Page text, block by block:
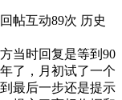
回帖互动89次 历史
当时回复是等到90
了，月初试了一个
最后一步还是提示